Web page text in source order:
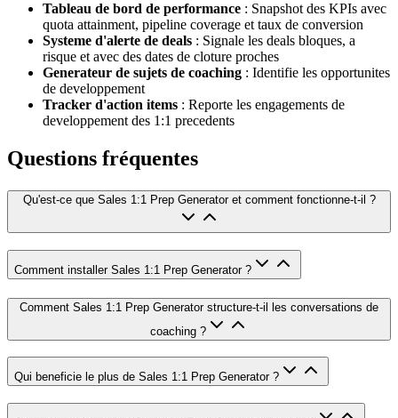
Tableau de bord de performance : Snapshot des KPIs avec
quota attainment, pipeline coverage et taux de conversion
Systeme d'alerte de deals : Signale les deals bloques, a
risque et avec des dates de cloture proches
Generateur de sujets de coaching : Identifie les opportunites
de developpement
Tracker d'action items : Reporte les engagements de
developpement des 1:1 precedents
Questions fréquentes
Qu'est-ce que Sales 1:1 Prep Generator et comment fonctionne-t-il ?
Comment installer Sales 1:1 Prep Generator ?
Comment Sales 1:1 Prep Generator structure-t-il les conversations de
coaching ?
Qui beneficie le plus de Sales 1:1 Prep Generator ?